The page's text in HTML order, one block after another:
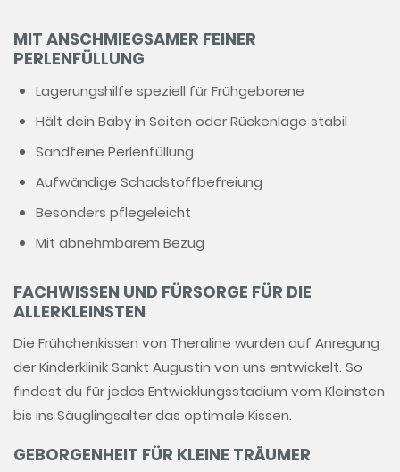
MIT ANSCHMIEGSAMER FEINER
PERLENFÜLLUNG
Lagerungshilfe speziell für Frühgeborene
Hält dein Baby in Seiten oder Rückenlage stabil
Sandfeine Perlenfüllung
Aufwändige Schadstoffbefreiung
Besonders pflegeleicht
Mit abnehmbarem Bezug
FACHWISSEN UND FÜRSORGE FÜR DIE
ALLERKLEINSTEN
Die Frühchenkissen von Theraline wurden auf Anregung
der Kinderklinik Sankt Augustin von uns entwickelt. So
findest du für jedes Entwicklungsstadium vom Kleinsten
bis ins Säuglingsalter das optimale Kissen.
GEBORGENHEIT FÜR KLEINE TRÄUMER